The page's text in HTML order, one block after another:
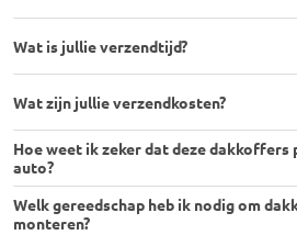
Wat is jullie verzendtijd?
Wat zijn jullie verzendkosten?
Hoe weet ik zeker dat deze dakkoffers
auto?
Welk gereedschap heb ik nodig om
monteren?